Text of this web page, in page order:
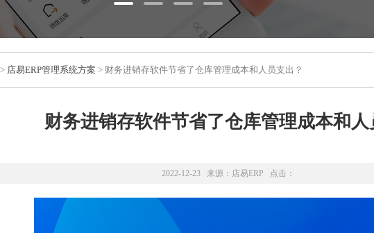
店易ERP管理系统方案 > 财务进销存软件节省了仓库管理成本和人员支出？
财务进销存软件节省了仓库管理成本和人
2022-12-23 来源： 店易ERP 点击：